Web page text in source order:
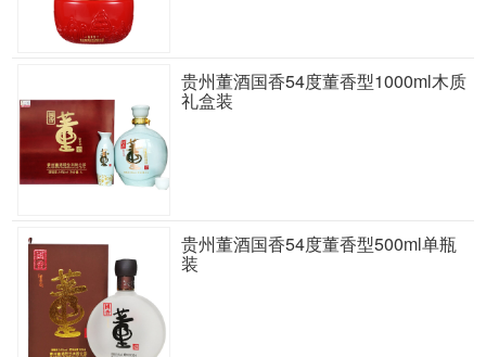
贵州董酒国香54度董香型1000ml木质
礼盒装
贵州董酒国香54度董香型500ml单瓶
装